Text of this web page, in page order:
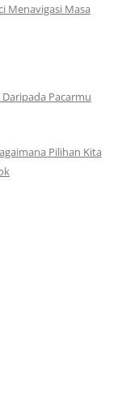
Menavigasi Masa
Pacarmu
Pilihan Kita